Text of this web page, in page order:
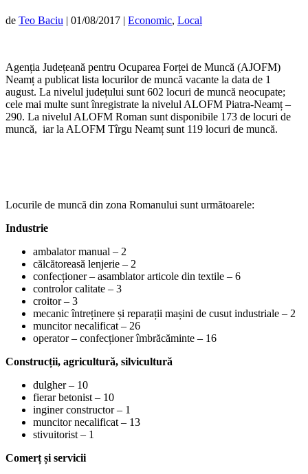
de Teo Baciu | 01/08/2017 | Economic, Local
Agenția Județeană pentru Ocuparea Forței de Muncă (AJOFM)
Neamț a publicat lista locurilor de muncă vacante la data de 1
august. La nivelul județului sunt 602 locuri de muncă neocupate;
cele mai multe sunt înregistrate la nivelul ALOFM Piatra-Neamț –
290. La nivelul ALOFM Roman sunt disponibile 173 de locuri de
muncă, iar la ALOFM Tîrgu Neamț sunt 119 locuri de muncă.
Locurile de muncă din zona Romanului sunt următoarele:
Industrie
ambalator manual – 2
călcătoreasă lenjerie – 2
confecționer – asamblator articole din textile – 6
controlor calitate – 3
croitor – 3
mecanic întreținere și reparații mașini de cusut industriale – 2
muncitor necalificat – 26
operator – confecționer îmbrăcăminte – 16
Construcții, agricultură, silvicultură
dulgher – 10
fierar betonist – 10
inginer constructor – 1
muncitor necalificat – 13
stivuitorist – 1
Comerț și servicii